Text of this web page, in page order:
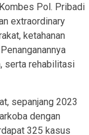
Pol. Pribadi
extraordinary
ketahanan
serta rehabilitasi
sepanjang 2023
dengan
325 kasus